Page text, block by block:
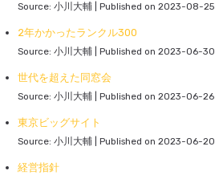
Source: 小川大輔 Published on 2023-08-25
2年かかったランクル300
Source: 小川大輔 Published on 2023-06-30
世代を超えた同窓会
Source: 小川大輔 Published on 2023-06-26
東京ビッグサイト
Source: 小川大輔 Published on 2023-06-20
経営指針